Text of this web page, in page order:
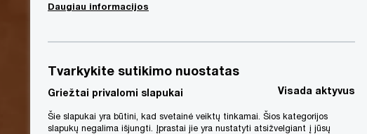
Daugiau informacijos
Tvarkykite sutikimo nuostatas
Griežtai privalomi slapukai Visada aktyvus
Šie slapukai yra būtini, kad svetainė veiktų tinkamai. Šios kategorijos
slapukų negalima išjungti. Įprastai jie yra nustatyti atsižvelgiant į jūsų